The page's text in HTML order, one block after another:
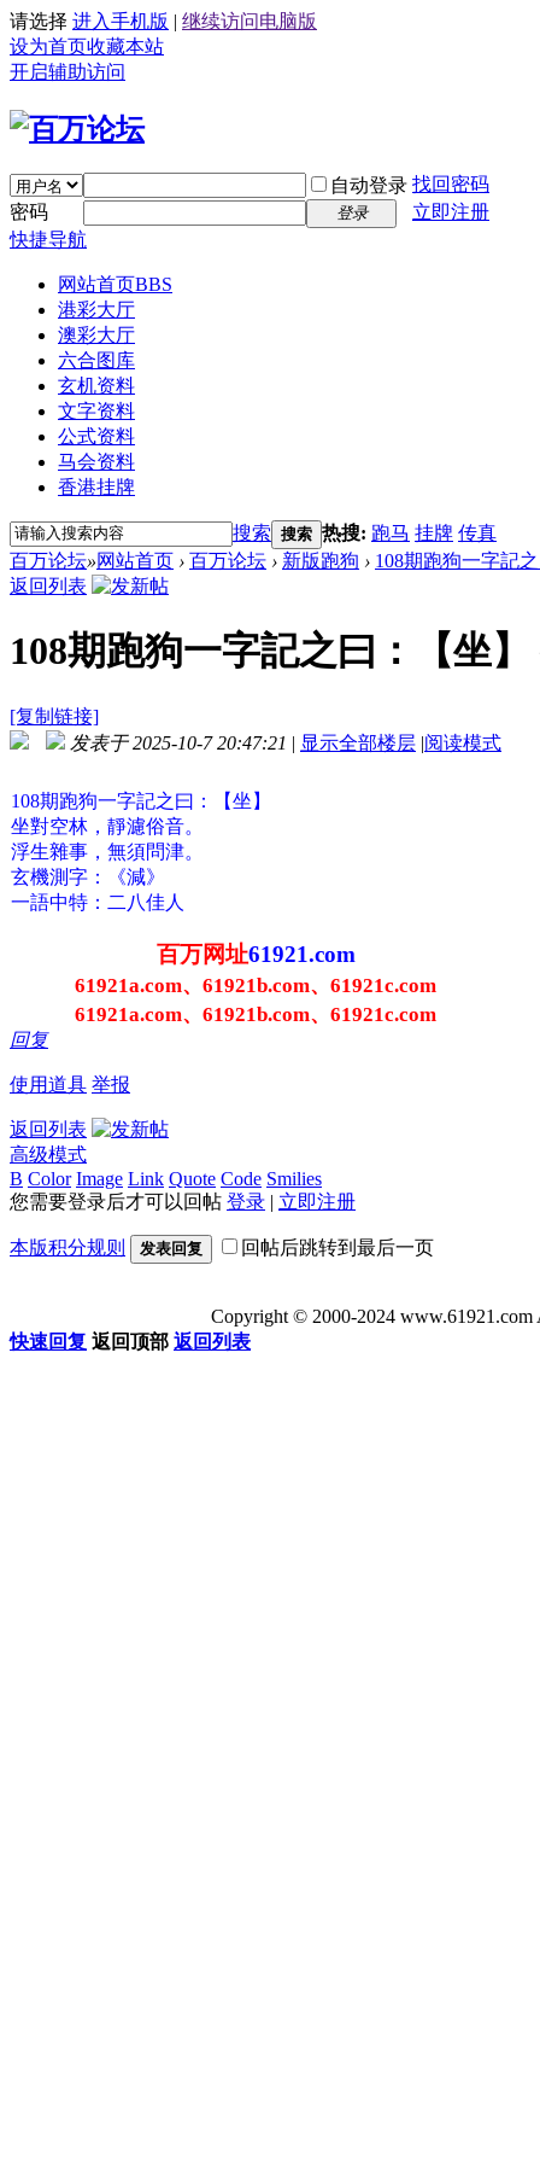
请选择 进入手机版 | 继续访问电脑版
设为首页收藏本站
开启辅助访问
自动登录 找回密码
密码
登录
立即注册
快捷导航
网站首页BBS
港彩大厅
澳彩大厅
六合图库
玄机资料
文字资料
公式资料
马会资料
香港挂牌
搜索 搜索 热搜: 跑马 挂牌 传真
百万论坛»网站首页 › 百万论坛 › 新版跑狗 › 108期跑狗一字記
返回列表
108期跑狗一字記之曰：【坐
[复制链接]
发表于 2025-10-7 20:47:21 | 显示全部楼层 |阅读模式
108期跑狗一字記之曰：【坐】
坐對空林，靜濾俗音。
浮生雜事，無須問津。
玄機測字：《減》
一語中特：二八佳人
百万网址61921.com
61921a.com、61921b.com、61921c.com
61921a.com、61921b.com、61921c.com
回复
使用道具 举报
返回列表
高级模式
B Color Image Link Quote Code Smilies
您需要登录后才可以回帖 登录 | 立即注册
本版积分规则 发表回复 回帖后跳转到最后一页
Copyright © 2000-2024
快速回复 返回顶部 返回列表